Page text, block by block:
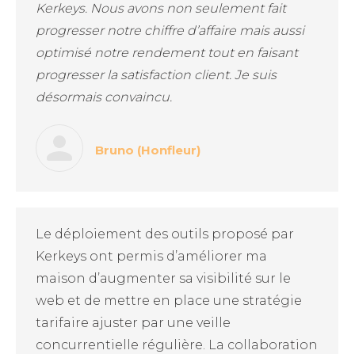
Kerkeys. Nous avons non seulement fait
progresser notre chiffre d’affaire mais aussi
optimisé notre rendement tout en faisant
progresser la satisfaction client. Je suis
désormais convaincu.
Bruno (Honfleur)
Le déploiement des outils proposé par
Kerkeys ont permis d’améliorer ma
maison d’augmenter sa visibilité sur le
web et de mettre en place une stratégie
tarifaire ajuster par une veille
concurrentielle régulière. La collaboration